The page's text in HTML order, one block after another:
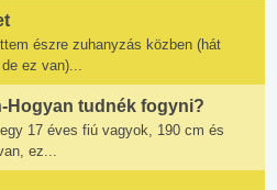
észre zuhanyzás közben (hát
ez van)...
Hogyan tudnék fogyni?
17 éves fiú vagyok, 190 cm és
ez...